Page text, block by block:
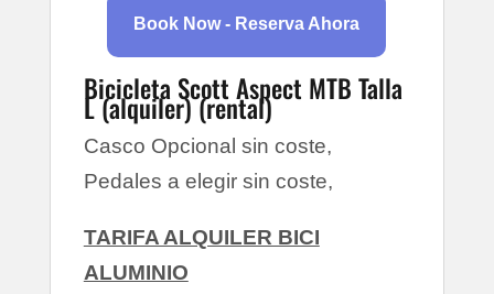
Book Now - Reserva Ahora
Bicicleta Scott Aspect MTB Talla
L (alquiler) (rental)
Casco Opcional sin coste,
Pedales a elegir sin coste,
TARIFA ALQUILER BICI
ALUMINIO